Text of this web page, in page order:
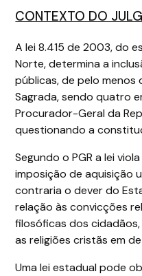
CONTEXTO DO
A lei 8.415 de 2003, do
Norte, determina a
públicas, de pelo menos
Sagrada, sendo quatro
Procurador-Geral da
questionando a
Segundo o PGR a lei
imposição de aquisição
contraria o dever do
relação às convicções
filosóficas dos
as religiões cristãs em
Uma lei estadual pode